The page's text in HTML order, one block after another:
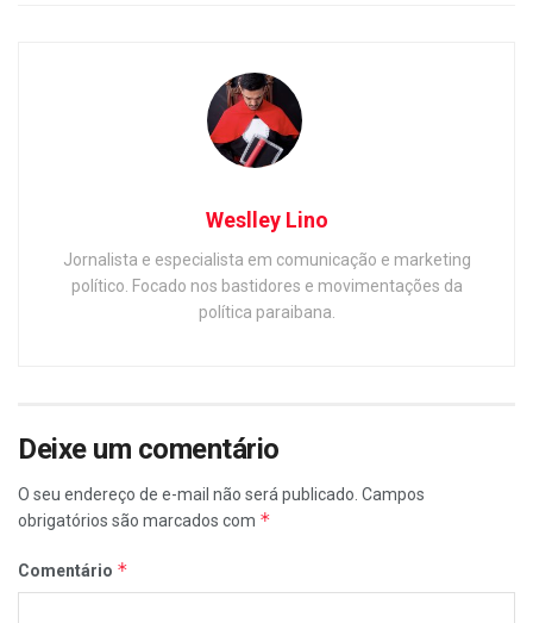
Weslley Lino
Jornalista e especialista em comunicação e marketing
político. Focado nos bastidores e movimentações da
política paraibana.
Deixe um comentário
O seu endereço de e-mail não será publicado. Campos
obrigatórios são marcados com *
Comentário *